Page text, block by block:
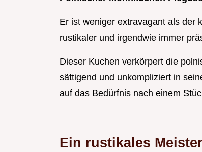
Er ist weniger extravagant als der
rustikaler und irgendwie immer
Dieser Kuchen verkörpert die
sättigend und unkompliziert in
auf das Bedürfnis nach einem
Ein rustikales